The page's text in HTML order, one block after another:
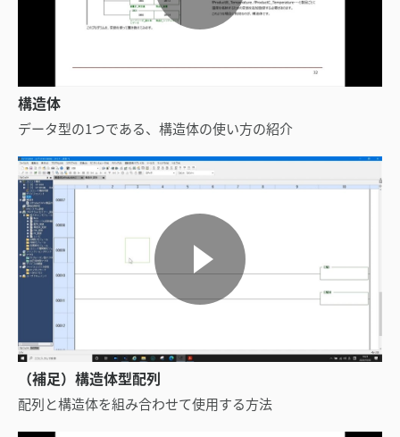
構造体
データ型の1つである、構造体の使い方の紹介
（補足）構造体型配列
配列と構造体を組み合わせて使用する方法